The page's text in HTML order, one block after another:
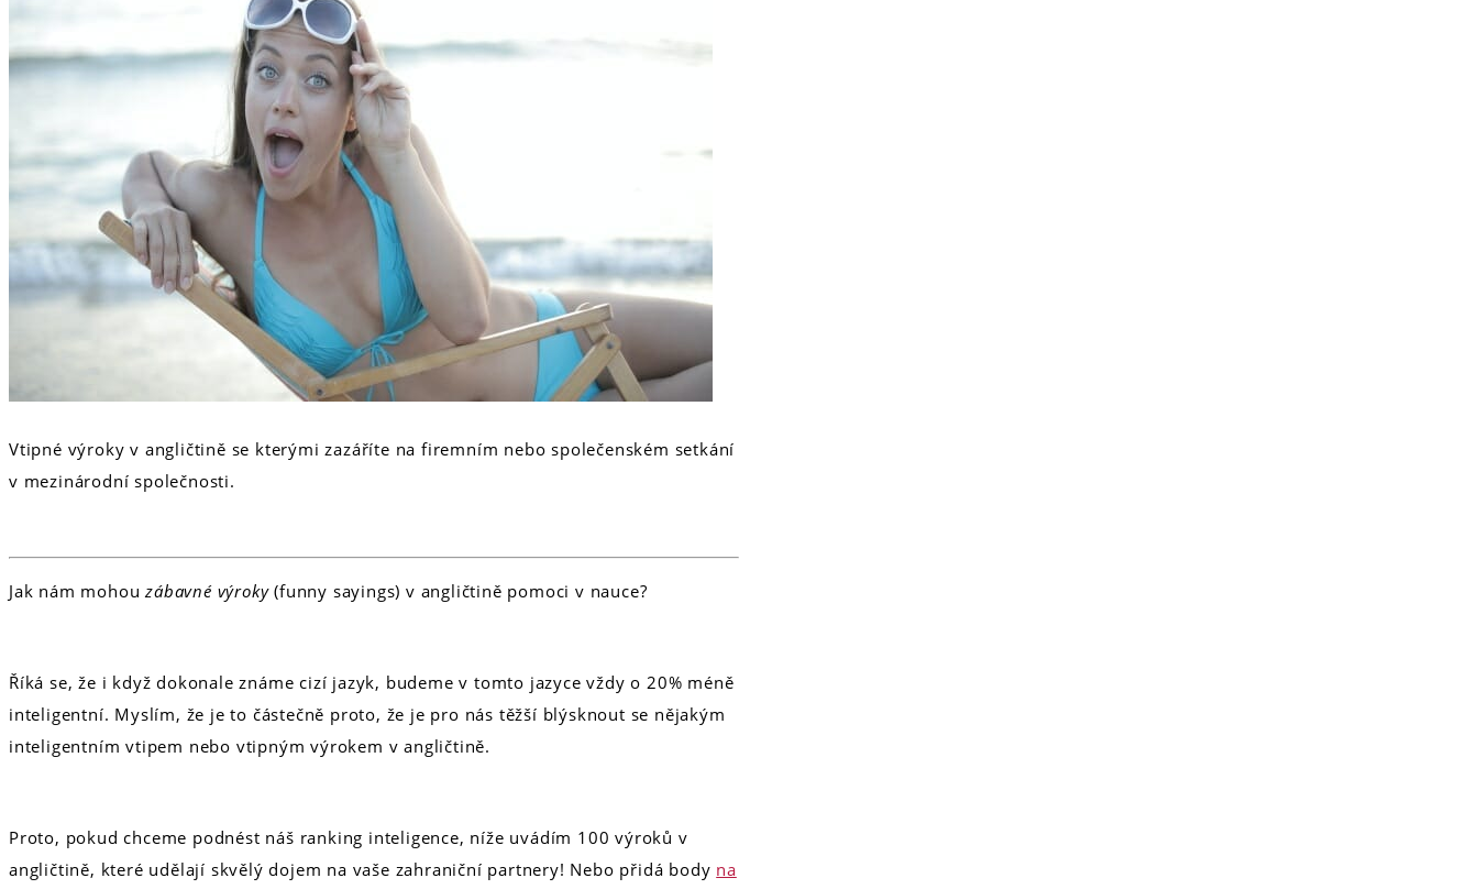
Vtipné výroky v angličtině se kterými zazáříte na firemním nebo společenském setkání
v mezinárodní společnosti.
Jak nám mohouzábavné výroky(funny sayings) v angličtině pomoci v nauce?
Říká se, že i když dokonale známe cizí jazyk, budeme v tomto jazyce vždy o 20% méně
inteligentní. Myslím, že je to částečně proto, že je pro nás těžší blýsknout se nějakým
inteligentním vtipem nebo vtipným výrokem v angličtině.
Proto, pokud chceme podnést náš ranking inteligence, níže uvádím 100 výroků v
angličtině, které udělají skvělý dojem na vaše zahraniční partnery! Nebo přidá body na